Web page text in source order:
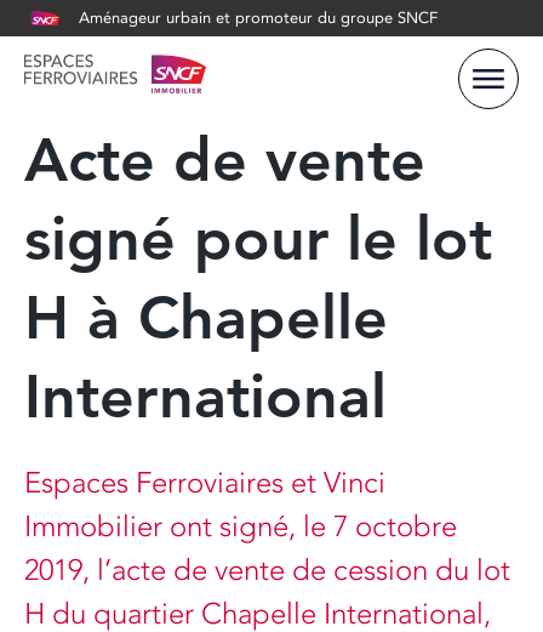
Aménageur urbain et promoteur du groupe SNCF
Acte de vente
signé pour le lot
H à Chapelle
International
Espaces Ferroviaires et Vinci
Immobilier ont signé, le 7 octobre
2019, l’acte de vente de cession du lot
H du quartier Chapelle International,